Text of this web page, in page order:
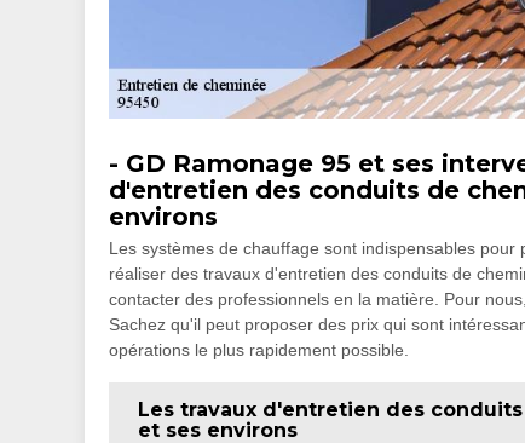
- GD Ramonage 95 et ses
d'entretien des conduits de
environs
Les systèmes de chauffage sont indispensables
réaliser des travaux d'entretien des conduits de
contacter des professionnels en la matière. Pour
Sachez qu'il peut proposer des prix qui sont
opérations le plus rapidement possible.
Les travaux d'entretien des
et ses environs